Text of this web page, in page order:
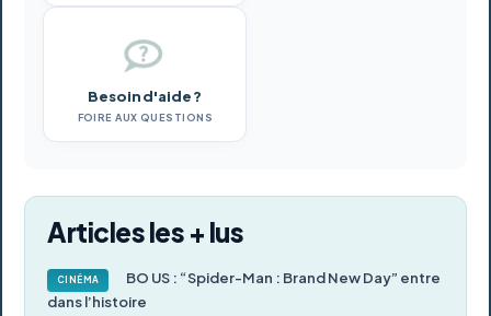
Besoin d'aide ?
FOIRE AUX QUESTIONS
Articles les + lus
CINÉMA
BO US : “Spider-Man : Brand New Day” entre
dans l’histoire